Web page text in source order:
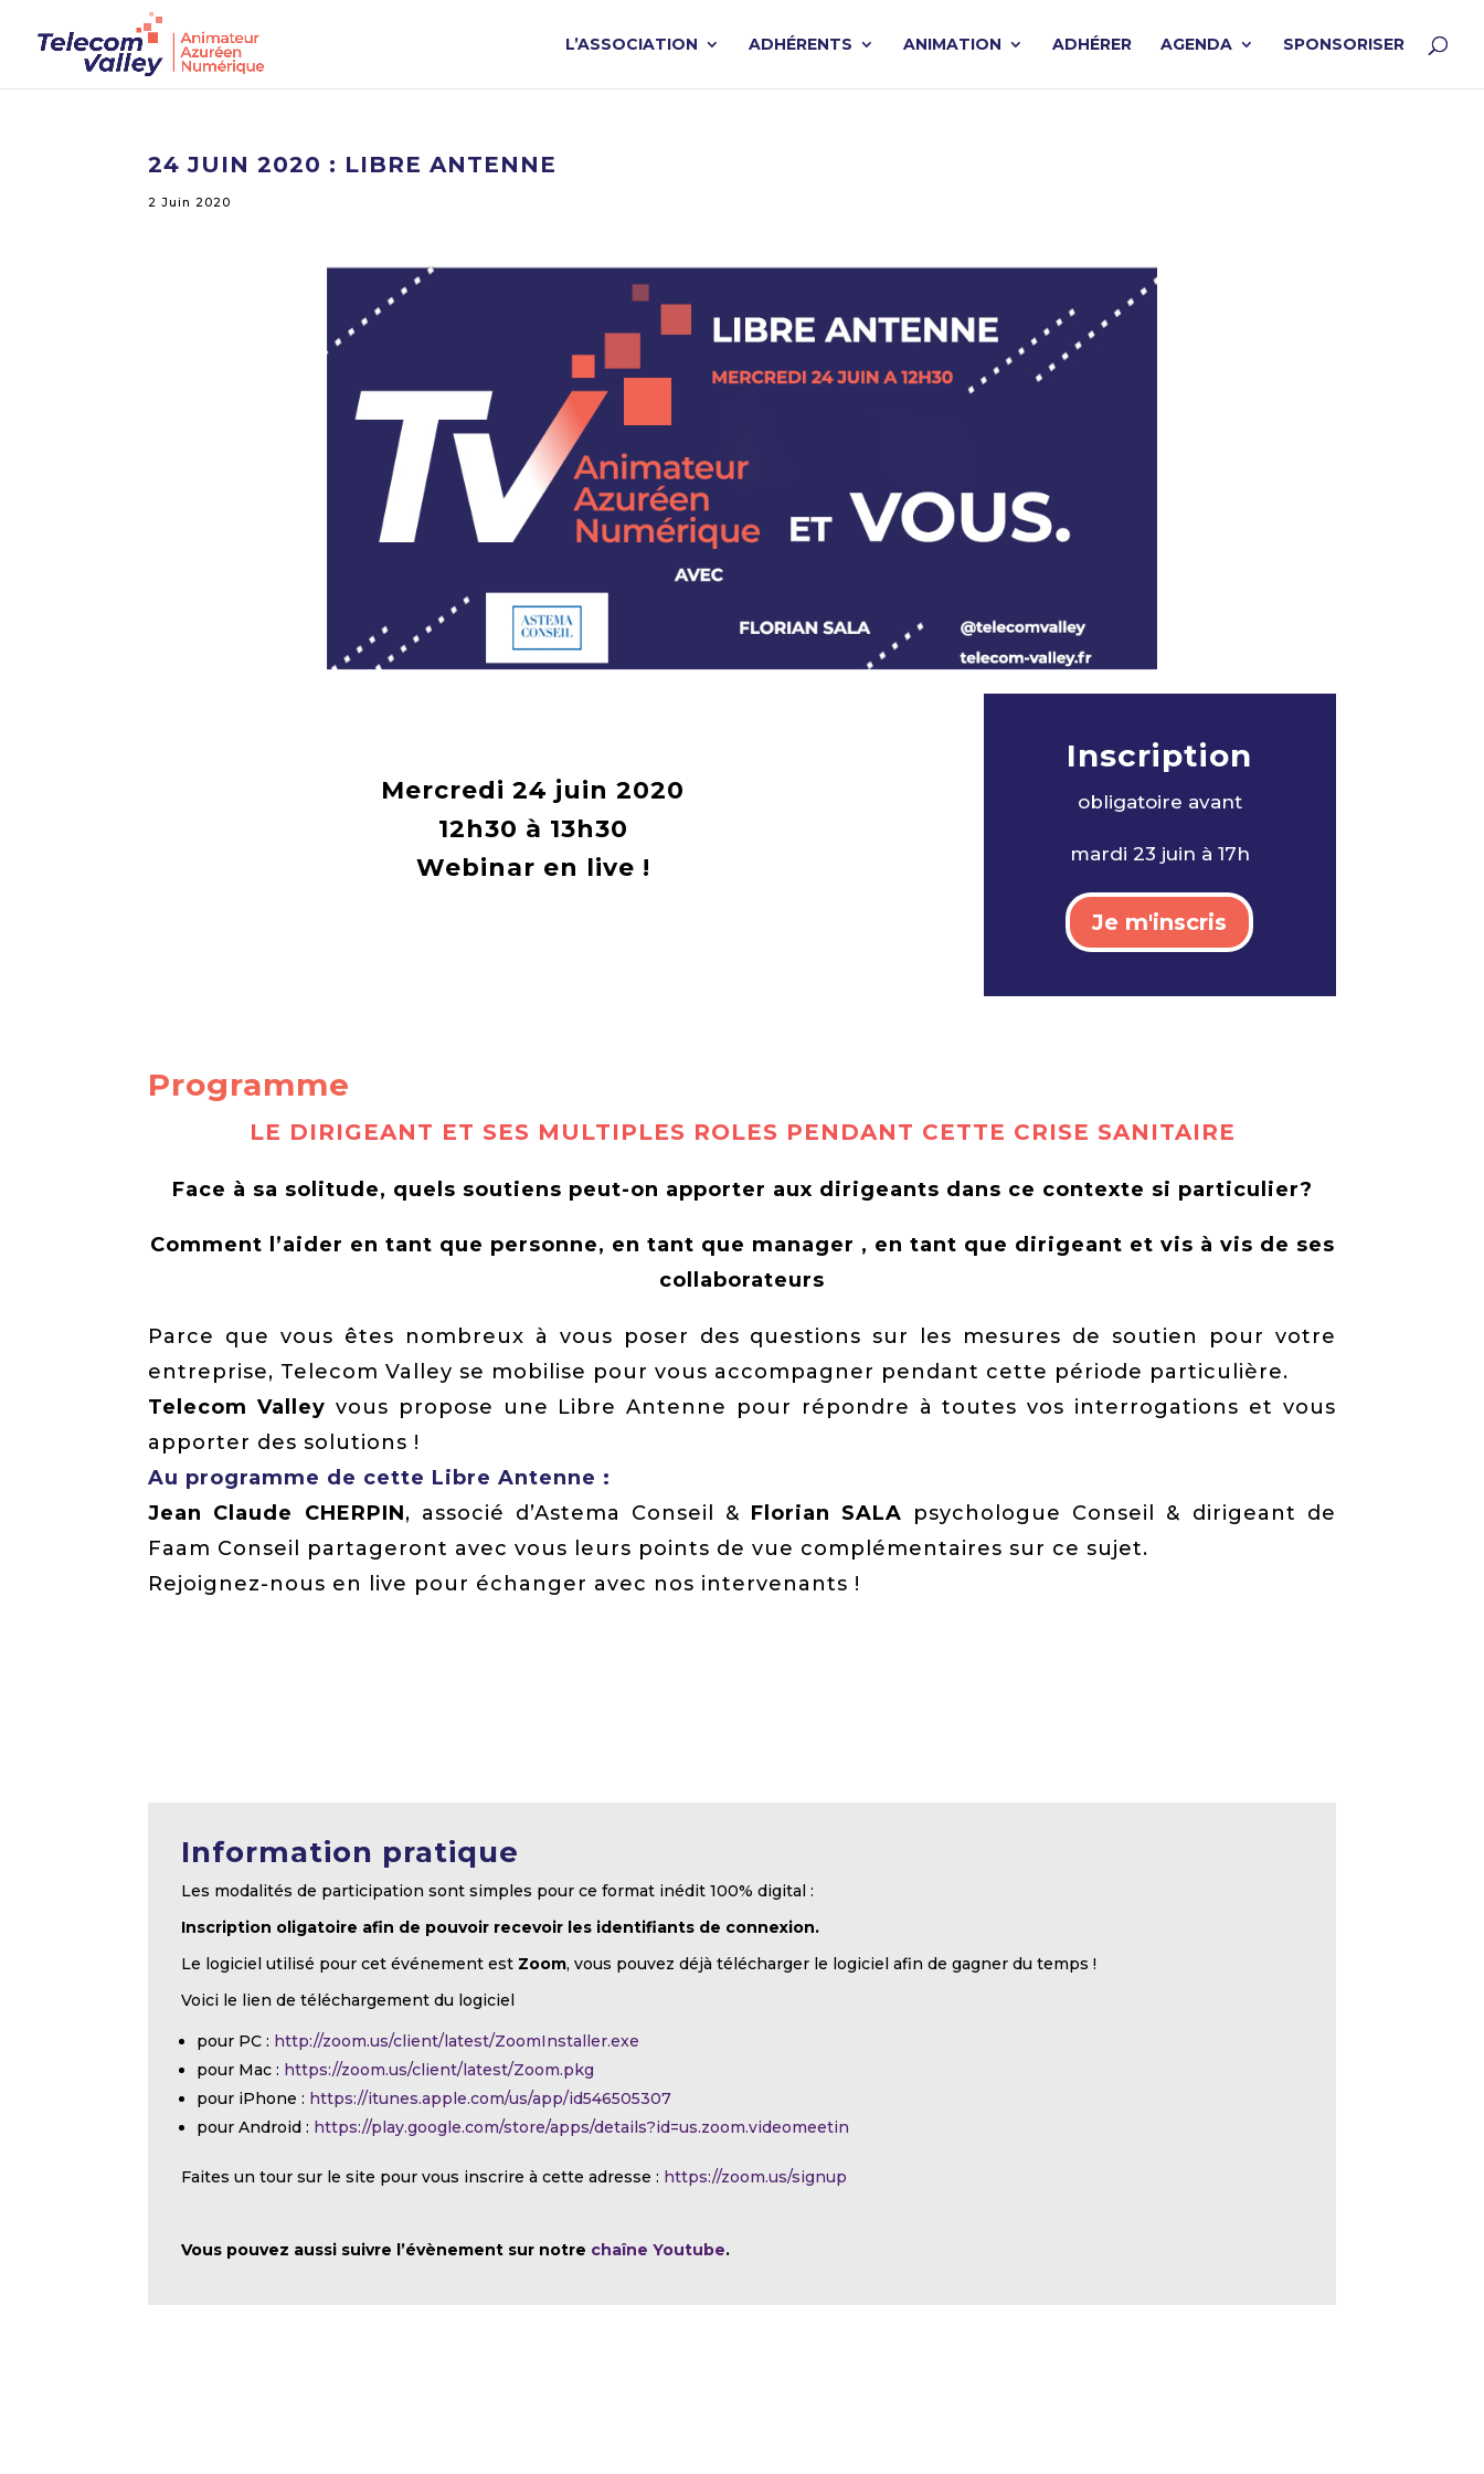
L’ASSOCIATION ADHÉRENTS ANIMATION ADHÉRER AGENDA SPONSORISER
24 JUIN 2020 : LIBRE ANTENNE
2 Juin 2020
Mercredi 24 juin 2020
12h30 à 13h30
Webinar en live !
Inscription
obligatoire avant
mardi 23 juin à 17h
Je m'inscris
Programme
LE DIRIGEANT ET SES MULTIPLES ROLES PENDANT CETTE CRISE SANITAIRE
Face à sa solitude, quels soutiens peut-on apporter aux dirigeants dans ce contexte si particulier?
Comment l’aider en tant que personne, en tant que manager , en tant que dirigeant et vis à vis de ses
collaborateurs
Parce que vous êtes nombreux à vous poser des questions sur les mesures de soutien pour votre
entreprise, Telecom Valley se mobilise pour vous accompagner pendant cette période particulière.
Telecom Valley vous propose une Libre Antenne pour répondre à toutes vos interrogations et vous
apporter des solutions !
Au programme de cette Libre Antenne :
Jean Claude CHERPIN, associé d’Astema Conseil & Florian SALA psychologue Conseil & dirigeant de
Faam Conseil partageront avec vous leurs points de vue complémentaires sur ce sujet.
Rejoignez-nous en live pour échanger avec nos intervenants !
Information pratique
Les modalités de participation sont simples pour ce format inédit 100% digital :
Inscription oligatoire afin de pouvoir recevoir les identifiants de connexion.
Le logiciel utilisé pour cet événement est Zoom, vous pouvez déjà télécharger le logiciel afin de gagner du temps !
Voici le lien de téléchargement du logiciel
pour PC : http://zoom.us/client/latest/ZoomInstaller.exe
pour Mac : https://zoom.us/client/latest/Zoom.pkg
pour iPhone : https://itunes.apple.com/us/app/id546505307
pour Android : https://play.google.com/store/apps/details?id=us.zoom.videomeetin
Faites un tour sur le site pour vous inscrire à cette adresse : https://zoom.us/signup
Vous pouvez aussi suivre l’évènement sur notre chaîne Youtube.